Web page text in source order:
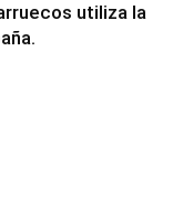
utiliza la